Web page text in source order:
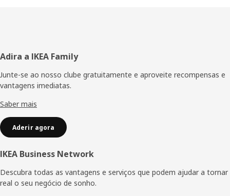
Rodapé
Adira a IKEA Family
Junte-se ao nosso clube gratuitamente e aproveite recompensas e
vantagens imediatas.
Saber mais
Aderir agora
IKEA Business Network
Descubra todas as vantagens e serviços que podem ajudar a tornar
real o seu negócio de sonho.